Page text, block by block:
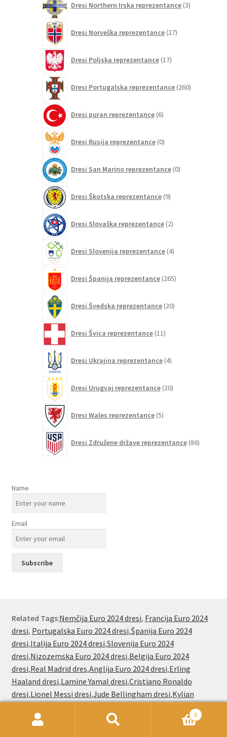
Dresi Northern Irska reprezentance 3izdelki
Dresi Norveška reprezentance 27izdelkov
Dresi Poljska reprezentance 17izdelkov
Dresi Portugalska reprezentance 260izdelkov
Dresi puran reprezentance 6izdelkov
Dresi Rusija reprezentance 0izdelkov
Dresi San Marino reprezentance 0izdelkov
Dresi Škotska reprezentance 9izdelkov
Dresi Slovaška reprezentance 2izdelka
Dresi Slovenija reprezentance 4izdelki
Dresi Španija reprezentance 265izdelkov
Dresi Švedska reprezentance 20izdelkov
Dresi Švica reprezentance 11izdelkov
Dresi Ukrajina reprezentance 4izdelki
Dresi Urugvaj reprezentance 20izdelkov
Dresi Wales reprezentance 5izdelkov
Dresi Združene države reprezentance 86izdelkov
Name
Email
Related Tags:Nemčija Euro 2024 dresi, Francija Euro 2024
dresi, Portugalska Euro 2024 dresi,Španija Euro 2024
dresi,Italija Euro 2024 dresi,Slovenija Euro 2024
dresi,Nizozemska Euro 2024 dresi,Belgija Euro 2024
dresi,Real Madrid dres,Anglija Euro 2024 dresi,Erling
Haaland dresi,Lamine Yamal dresi,Cristiano Ronaldo
dresi,Lionel Messi dresi,Jude Bellingham dresi,Kylian
0